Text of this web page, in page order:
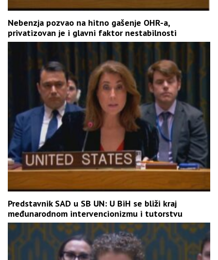
Nebenzja pozvao na hitno gašenje OHR-a,
privatizovan je i glavni faktor nestabilnosti
Predstavnik SAD u SB UN: U BiH se bliži kraj
međunarodnom intervencionizmu i tutorstvu